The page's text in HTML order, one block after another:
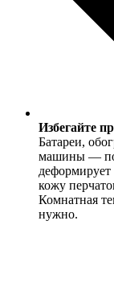
Избегайте
Батареи,
машины —
деформирует
кожу
Комнатная
нужно.